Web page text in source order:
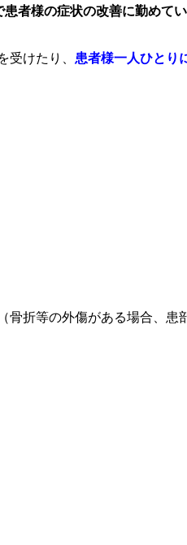
者様の症状の改善に勤めてい
受けたり、 患者様一人ひとり
折等の外傷がある場合、患